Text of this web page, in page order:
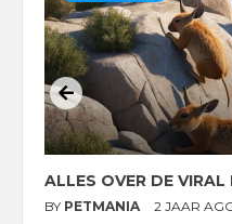
ALLES OVER DE
BY PETMANIA 2 JAAR